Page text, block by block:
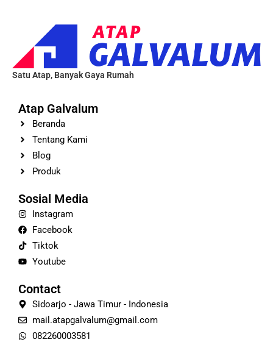
Satu Atap, Banyak Gaya Rumah
Atap Galvalum
Beranda
Tentang Kami
Blog
Produk
Sosial Media
Instagram
Facebook
Tiktok
Youtube
Contact
Sidoarjo - Jawa Timur - Indonesia
mail.atapgalvalum@gmail.com
082260003581